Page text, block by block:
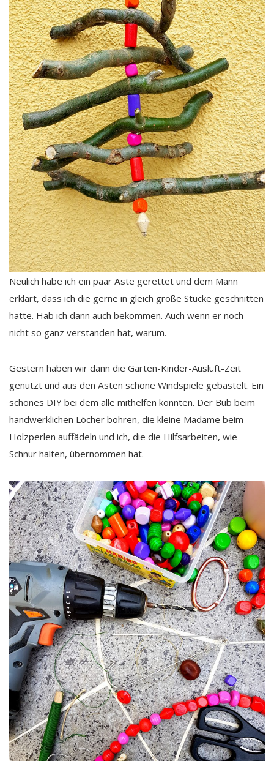
Neulich habe ich ein paar Äste gerettet und dem Mann
erklärt, dass ich die gerne in gleich große Stücke geschnitten
hätte. Hab ich dann auch bekommen. Auch wenn er noch
nicht so ganz verstanden hat, warum.
Gestern haben wir dann die Garten-Kinder-Auslüft-Zeit
genutzt und aus den Ästen schöne Windspiele gebastelt. Ein
schönes DIY bei dem alle mithelfen konnten. Der Bub beim
handwerklichen Löcher bohren, die kleine Madame beim
Holzperlen auffädeln und ich, die die Hilfsarbeiten, wie
Schnur halten, übernommen hat.